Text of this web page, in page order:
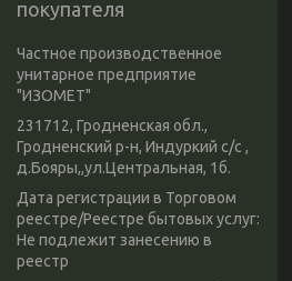
покупателя
Частное производственное
унитарное предприятие
"ИЗОМЕТ"
231712, Гродненская обл.,
Гродненский р-н, Индуркий с/с ,
д.Бояры,,ул.Центральная, 1б.
Дата регистрации в Торговом
реестре/Реестре бытовых услуг:
Не подлежит занесению в
реестр